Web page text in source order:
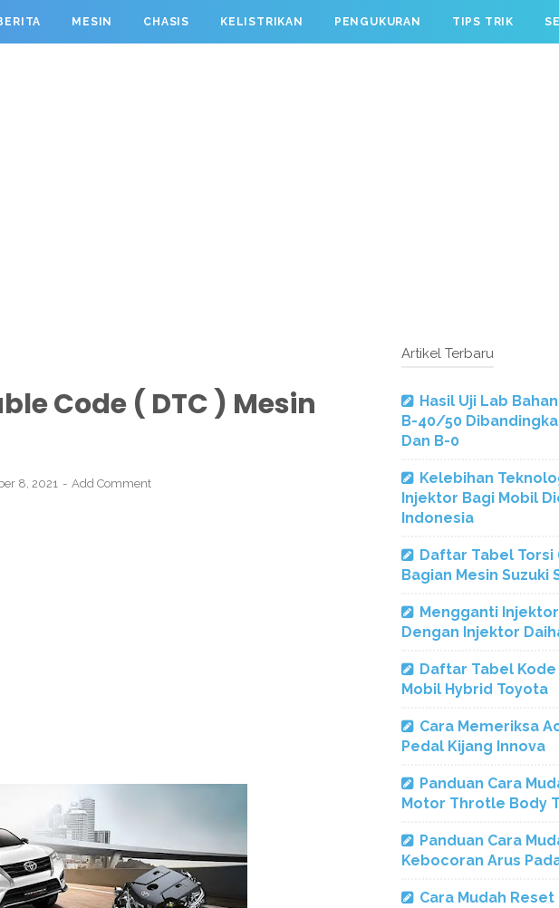
MESIN CHASIS KELISTRIKAN PENGUKURAN TIPS TRIK
Code ( DTC ) Mesin
8, 2021 Add Comment
Artikel Terbaru
Hasil Uji Lab
B-40/50
Dan B-0
Kelebihan
Injektor Bagi Mobil
Indonesia
Daftar Tabel Torsi
Bagian Mesin Suzuki
Mengganti
Dengan Injektor
Daftar Tabel Kode
Mobil Hybrid Toyota
Cara Memeriksa
Pedal Kijang Innova
Panduan Cara
Motor Throtle Body
Panduan Cara
Kebocoran Arus
Cara Mudah Reset